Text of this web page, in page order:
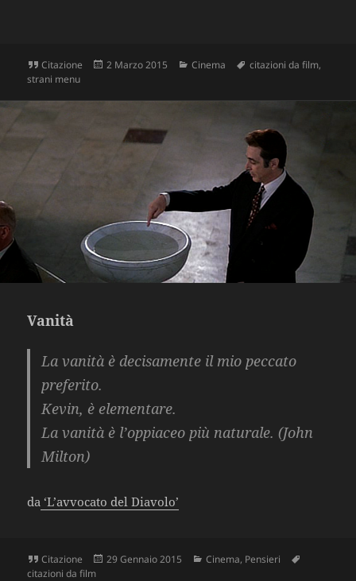
Formato
Citazione
Scritto
2 Marzo 2015 Categorie
Cinema Tag
citazioni da film,
strani menu
Vanità
La vanità è decisamente il mio peccato
preferito.
Kevin, è elementare.
La vanità è l’oppiaceo più naturale. (John
Milton)
da ‘L’avvocato del Diavolo’
Formato
Citazione
Scritto
29 Gennaio 2015 Categorie
Cinema, Pensieri
citazioni da film